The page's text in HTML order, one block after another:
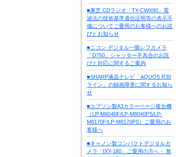
■東芝 CDラジオ「TY-CWX90」電
波法の技術基準適合証明等の表示不
備についてご愛用のお客様へのお詫
びとお知らせ
■ニコン デジタル一眼レフカメラ
「D750」シャッター不具合のお詫
びと対応に関するご案内
■SHARP液晶テレビ「AQUOS R30
ライン」の録画障害に関するお知ら
せ
■エプソン製A3カラーページ複合機
（LP-M8040F/LP-M8040PS/LP-
M8170F/LP-M8170PS）ご愛用のお
客様へ
■キャノン製コンパクトデジタルカ
メラ「IXY-180」ご愛用の方へ・ 無